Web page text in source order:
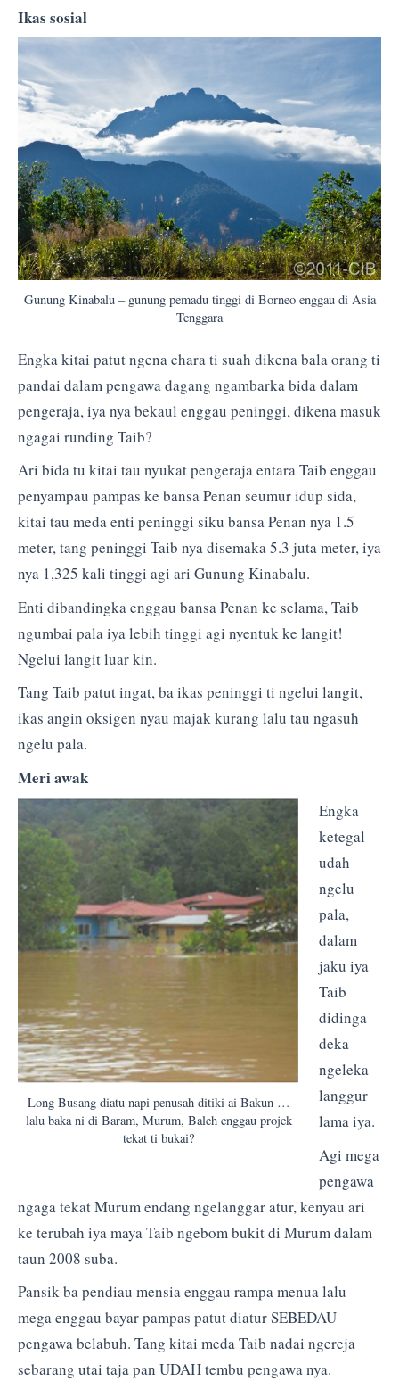
Ikas sosial
Gunung Kinabalu – gunung pemadu tinggi di Borneo enggau di Asia
Tenggara
Engka kitai patut ngena chara ti suah dikena bala orang ti
pandai dalam pengawa dagang ngambarka bida dalam
pengeraja, iya nya bekaul enggau peninggi, dikena masuk
ngagai runding Taib?
Ari bida tu kitai tau nyukat pengeraja entara Taib enggau
penyampau pampas ke bansa Penan seumur idup sida,
kitai tau meda enti peninggi siku bansa Penan nya 1.5
meter, tang peninggi Taib nya disemaka 5.3 juta meter, iya
nya 1,325 kali tinggi agi ari Gunung Kinabalu.
Enti dibandingka enggau bansa Penan ke selama, Taib
ngumbai pala iya lebih tinggi agi nyentuk ke langit!
Ngelui langit luar kin.
Tang Taib patut ingat, ba ikas peninggi ti ngelui langit,
ikas angin oksigen nyau majak kurang lalu tau ngasuh
ngelu pala.
Meri awak
Long Busang diatu napi penusah ditiki ai Bakun …
lalu baka ni di Baram, Murum, Baleh enggau projek
tekat ti bukai?
Engka
ketegal
udah
ngelu
pala,
dalam
jaku iya
Taib
didinga
deka
ngeleka
langgur
lama iya.
Agi mega
pengawa
ngaga tekat Murum endang ngelanggar atur, kenyau ari
ke terubah iya maya Taib ngebom bukit di Murum dalam
taun 2008 suba.
Pansik ba pendiau mensia enggau rampa menua lalu
mega enggau bayar pampas patut diatur SEBEDAU
pengawa belabuh. Tang kitai meda Taib nadai ngereja
sebarang utai taja pan UDAH tembu pengawa nya.